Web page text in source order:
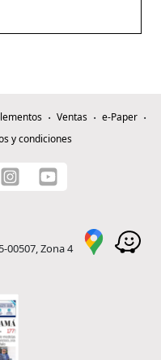
Ventas
e-Paper
y condiciones
00507, Zona 4